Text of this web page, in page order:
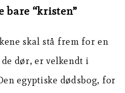
bare “kristen”
skal stå frem for en
dør, er velkendt i
egyptiske dødsbog, for